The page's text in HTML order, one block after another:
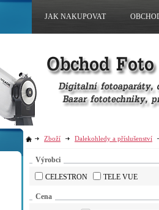
Zboží Dalekohledy a příslušenství
Výrobci
CELESTRON
TELE VUE
Cena
JAK NAKUPOVAT